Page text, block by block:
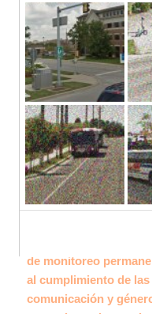
Desde nuestra
Políticas
Comunicación para
de monitoreo
al cumplimiento de
comunicación y